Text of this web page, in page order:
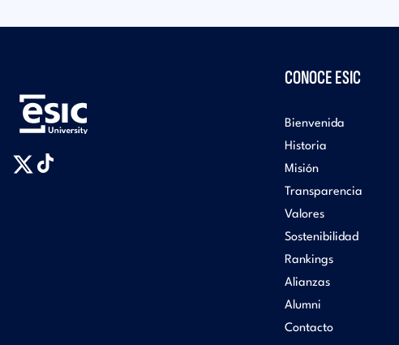
CONOCE ESIC
Bienvenida
Historia
Misión
Transparencia
Valores
Sostenibilidad
Rankings
Alianzas
Alumni
Contacto